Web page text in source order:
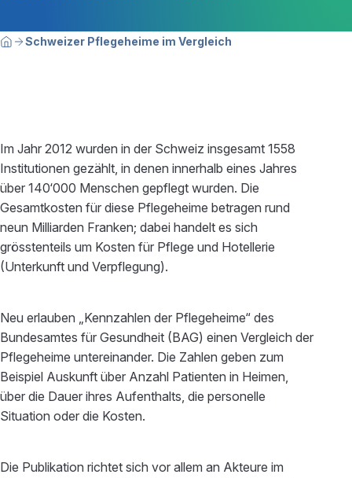
Breadcrumbnavigation
Sie befinden sich hier:
HomeSchweizer Pflegeheime im Vergleich
Im Jahr 2012 wurden in der Schweiz insgesamt 1558
Institutionen gezählt, in denen innerhalb eines Jahres
über 140‘000 Menschen gepflegt wurden. Die
Gesamtkosten für diese Pflegeheime betragen rund
neun Milliarden Franken; dabei handelt es sich
grösstenteils um Kosten für Pflege und Hotellerie
(Unterkunft und Verpflegung).
Neu erlauben „Kennzahlen der Pflegeheime“ des
Bundesamtes für Gesundheit (BAG) einen Vergleich der
Pflegeheime untereinander. Die Zahlen geben zum
Beispiel Auskunft über Anzahl Patienten in Heimen,
über die Dauer ihres Aufenthalts, die personelle
Situation oder die Kosten.
Die Publikation richtet sich vor allem an Akteure im